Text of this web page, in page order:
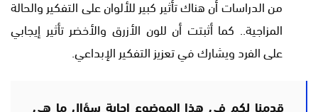
من الدراسات أن هناك تأثير كبير للألوان على التفكير والحالة
المزاجية.. كما أثبتت أن للون الأزرق والأخضر تأثير إيجابي
على الفرد ويشارك في تعزيز التفكير الإبداعي.
قدمنا لكم في هذا الموضوع إجابة سؤال ما هي